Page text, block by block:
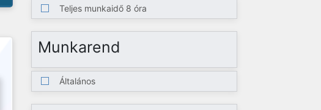
Teljes munkaidő 8 óra
Munkarend
Általános